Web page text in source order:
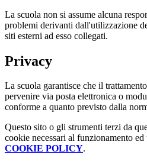
La scuola non si assume alcuna
problemi derivanti dall'utilizzazione
siti esterni ad esso collegati.
Privacy
La scuola garantisce che il
pervenire via posta elettronica o
conforme a quanto previsto dalla
Questo sito o gli strumenti terzi da
cookie necessari al funzionamento
COOKIE POLICY.